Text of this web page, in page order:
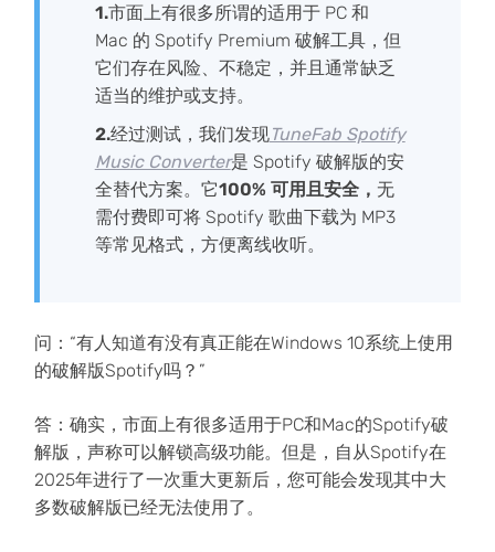
1.市面上有很多所谓的适用于 PC 和
Mac 的 Spotify Premium 破解工具，但
它们存在风险、不稳定，并且通常缺乏
适当的维护或支持。
2.经过测试，我们发现TuneFab Spotify
Music Converter是 Spotify 破解版的安
全替代方案。它100% 可用且安全， 无
需付费即可将 Spotify 歌曲下载为 MP3
等常见格式，方便离线收听。
问：“有人知道有没有真正能在Windows 10系统上使用
的破解版Spotify吗？”
答：确实，市面上有很多适用于PC和Mac的Spotify破
解版，声称可以解锁高级功能。但是，自从Spotify在
2025年进行了一次重大更新后，您可能会发现其中大
多数破解版已经无法使用了。